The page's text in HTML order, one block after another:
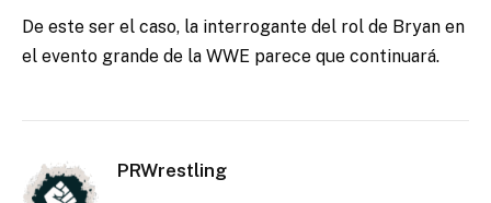
De este ser el caso, la interrogante del rol de Bryan en
el evento grande de la WWE parece que continuará.
PRWrestling